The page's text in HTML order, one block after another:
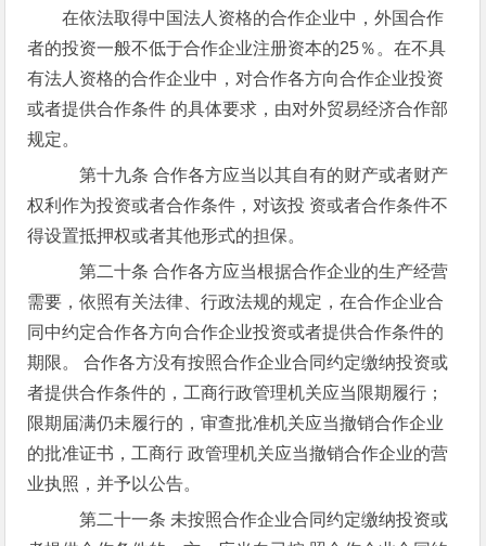
在依法取得中国法人资格的合作企业中，外国合作
者的投资一般不低于合作企业注册资本的25％。在不具
有法人资格的合作企业中，对合作各方向合作企业投资
或者提供合作条件 的具体要求，由对外贸易经济合作部
规定。
第十九条 合作各方应当以其自有的财产或者财产
权利作为投资或者合作条件，对该投 资或者合作条件不
得设置抵押权或者其他形式的担保。
第二十条 合作各方应当根据合作企业的生产经营
需要，依照有关法律、行政法规的规定，在合作企业合
同中约定合作各方向合作企业投资或者提供合作条件的
期限。 合作各方没有按照合作企业合同约定缴纳投资或
者提供合作条件的，工商行政管理机关应当限期履行；
限期届满仍未履行的，审查批准机关应当撤销合作企业
的批准证书，工商行 政管理机关应当撤销合作企业的营
业执照，并予以公告。
第二十一条 未按照合作企业合同约定缴纳投资或